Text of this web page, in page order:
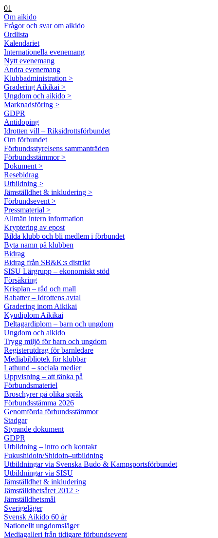
01
Om aikido
Frågor och svar om aikido
Ordlista
Kalendariet
Internationella evenemang
Nytt evenemang
Ändra evenemang
Klubbadministration >
Gradering Aikikai >
Ungdom och aikido >
Marknadsföring >
GDPR
Antidoping
Idrotten vill – Riksidrottsförbundet
Om förbundet
Förbundsstyrelsens sammanträden
Förbundsstämmor >
Dokument >
Resebidrag
Utbildning >
Jämställdhet & inkludering >
Förbundsevent >
Pressmaterial >
Allmän intern information
Kryptering av epost
Bilda klubb och bli medlem i förbundet
Byta namn på klubben
Bidrag
Bidrag från SB&K:s distrikt
SISU Lärgrupp – ekonomiskt stöd
Försäkring
Krisplan – råd och mall
Rabatter – Idrottens avtal
Gradering inom Aikikai
Kyudiplom Aikikai
Deltagardiplom – barn och ungdom
Ungdom och aikido
Trygg miljö för barn och ungdom
Registerutdrag för barnledare
Mediabibliotek för klubbar
Lathund – sociala medier
Uppvisning – att tänka på
Förbundsmateriel
Broschyrer på olika språk
Förbundsstämma 2026
Genomförda förbundsstämmor
Stadgar
Styrande dokument
GDPR
Utbildning – intro och kontakt
Fukushidoin/Shidoin–utbildning
Utbildningar via Svenska Budo & Kampsportsförbundet
Utbildningar via SISU
Jämställdhet & inkludering
Jämställdhetsåret 2012 >
Jämställdhetsmål
Sverigeläger
Svensk Aikido 60 år
Nationellt ungdomsläger
Mediagalleri från tidigare förbundsevent